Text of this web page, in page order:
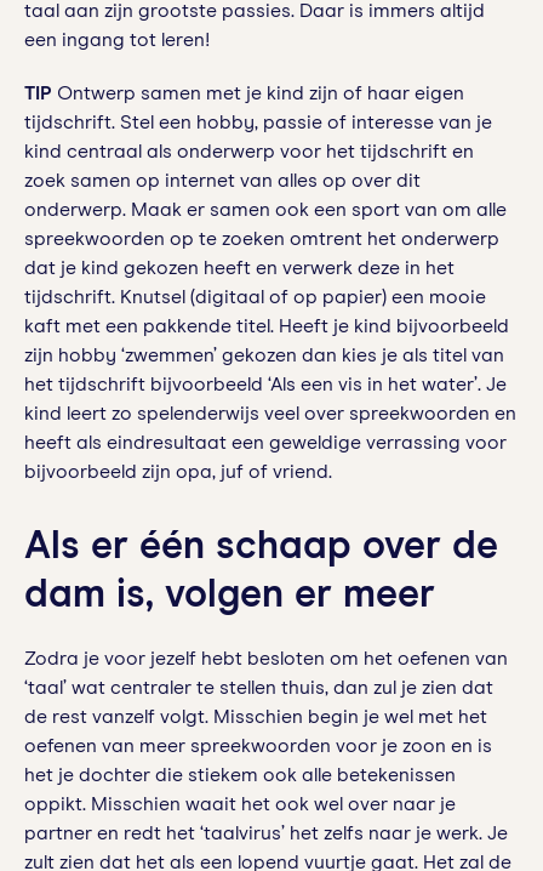
taal aan zijn grootste passies. Daar is immers altijd
een ingang tot leren!
TIP Ontwerp samen met je kind zijn of haar eigen
tijdschrift. Stel een hobby, passie of interesse van je
kind centraal als onderwerp voor het tijdschrift en
zoek samen op internet van alles op over dit
onderwerp. Maak er samen ook een sport van om alle
spreekwoorden op te zoeken omtrent het onderwerp
dat je kind gekozen heeft en verwerk deze in het
tijdschrift. Knutsel (digitaal of op papier) een mooie
kaft met een pakkende titel. Heeft je kind bijvoorbeeld
zijn hobby ‘zwemmen’ gekozen dan kies je als titel van
het tijdschrift bijvoorbeeld ‘Als een vis in het water’. Je
kind leert zo spelenderwijs veel over spreekwoorden en
heeft als eindresultaat een geweldige verrassing voor
bijvoorbeeld zijn opa, juf of vriend.
Als er één schaap over de
dam is, volgen er meer
Zodra je voor jezelf hebt besloten om het oefenen van
‘taal’ wat centraler te stellen thuis, dan zul je zien dat
de rest vanzelf volgt. Misschien begin je wel met het
oefenen van meer spreekwoorden voor je zoon en is
het je dochter die stiekem ook alle betekenissen
oppikt. Misschien waait het ook wel over naar je
partner en redt het ‘taalvirus’ het zelfs naar je werk. Je
zult zien dat het als een lopend vuurtje gaat. Het zal de